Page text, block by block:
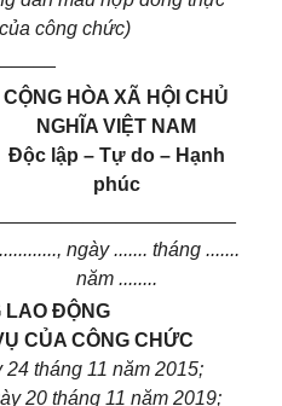
công chức)
CỘNG HÒA XÃ HỘI CHỦ
NGHĨA VIỆT NAM
Độc lập – Tự do – Hạnh
phúc
ngày ....... tháng .......
năm ........
LAO ĐỘNG
CỦA CÔNG CHỨC
tháng 11 năm 2015;
20 tháng 11 năm 2019;